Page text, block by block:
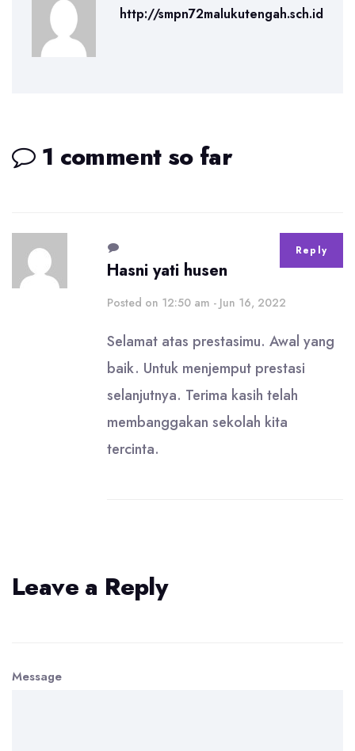
http://smpn72malukutengah.sch.id
1 comment so far
Hasni yati husen
Posted on 12:50 am - Jun 16, 2022
Selamat atas prestasimu. Awal yang
baik. Untuk menjemput prestasi
selanjutnya. Terima kasih telah
membanggakan sekolah kita
tercinta.
Reply
Leave a Reply
Message